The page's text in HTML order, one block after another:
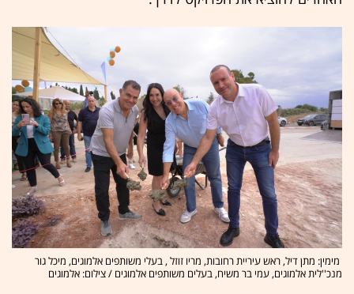
מימין: מתן דיל, ראש עיריית רחובות, מריו זוזל , בעלי משותפים אלמוגים, מיכל גור
מנכ''לית אלמוגים, עמי בר משיח, בעלים משותפים אלמוגים / צילום: אלמוגים